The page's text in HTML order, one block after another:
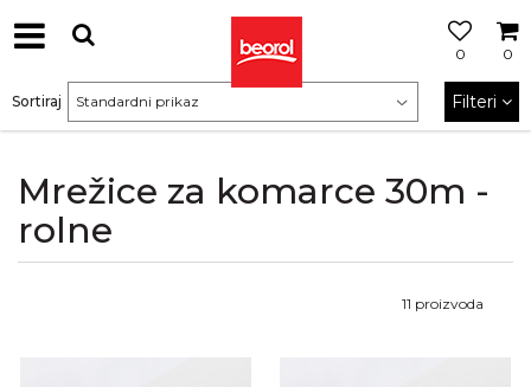
0
0
Mrežice za komarce 30m -
rolne
Sortiraj Filteri
11 proizvoda